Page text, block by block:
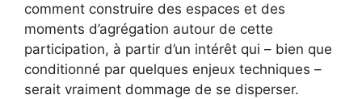
comment construire des espaces et des
moments d’agrégation autour de cette
participation, à partir d’un intérêt qui – bien que
conditionné par quelques enjeux techniques –
serait vraiment dommage de se disperser.